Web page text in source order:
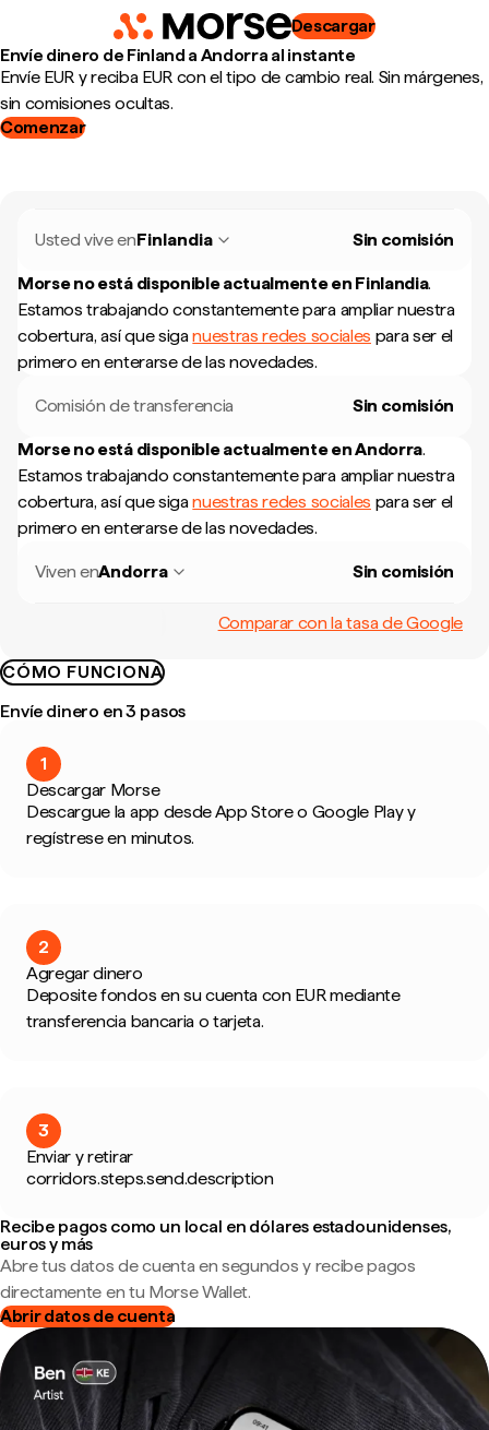
Descargar
Envíe dinero de Finland a Andorra al instante
Envíe EUR y reciba EUR con el tipo de cambio real. Sin márgenes,
sin comisiones ocultas.
Comenzar
Usted vive enFinlandia Sin comisión
Morse no está disponible actualmente en Finlandia.
Estamos trabajando constantemente para ampliar nuestra
cobertura, así que siganuestras redes sociales para ser el
primero en enterarse de las novedades.
Comisión de transferencia Sin comisión
Morse no está disponible actualmente enAndorra.
Estamos trabajando constantemente para ampliar nuestra
cobertura, así que siganuestras redes sociales para ser el
primero en enterarse de las novedades.
Viven enAndorra Sin comisión
Comparar con la tasa de Google
CÓMO FUNCIONA
Envíe dinero en 3 pasos
1
Descargar Morse
Descargue la app desde App Store o Google Play y
regístrese en minutos.
2
Agregar dinero
Deposite fondos en su cuenta con EUR mediante
transferencia bancaria o tarjeta.
3
Enviar y retirar
corridors.steps.send.description
Recibe pagos como un local en dólares estadounidenses,
euros y más
Abre tus datos de cuenta en segundos y recibe pagos
directamente en tu Morse Wallet.
Abrir datos de cuenta